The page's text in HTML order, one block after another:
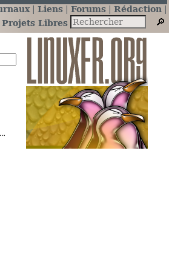
Liens Forums
Rédaction
Projets Libres